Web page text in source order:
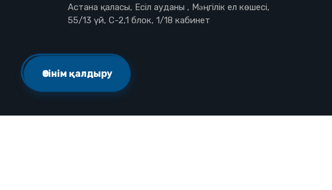
Астана қаласы, Есіл ауданы , Мəңгілік ел көшесі,
55/13 үй, С-2,1 блок, 1/18 кабинет
Өтінім қалдыру